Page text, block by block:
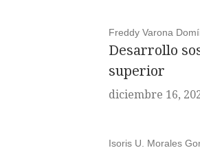
Freddy Varona
Desarrollo
superior
diciembre 16,
Isoris U. Morales